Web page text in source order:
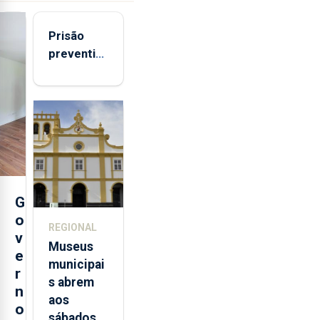
G
o
v
e
r
n
o
Prisão
preventiva
suspeito
de coação
e
tentativa
de
violação
da prima
Miguel
REGIONAL
Museus
municipai
s abrem
aos